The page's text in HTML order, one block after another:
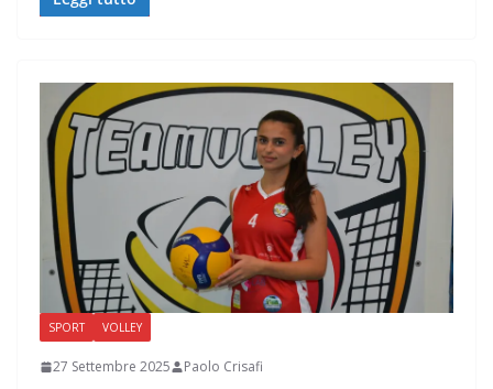
SPORT VOLLEY
27 Settembre 2025 Paolo Crisafi